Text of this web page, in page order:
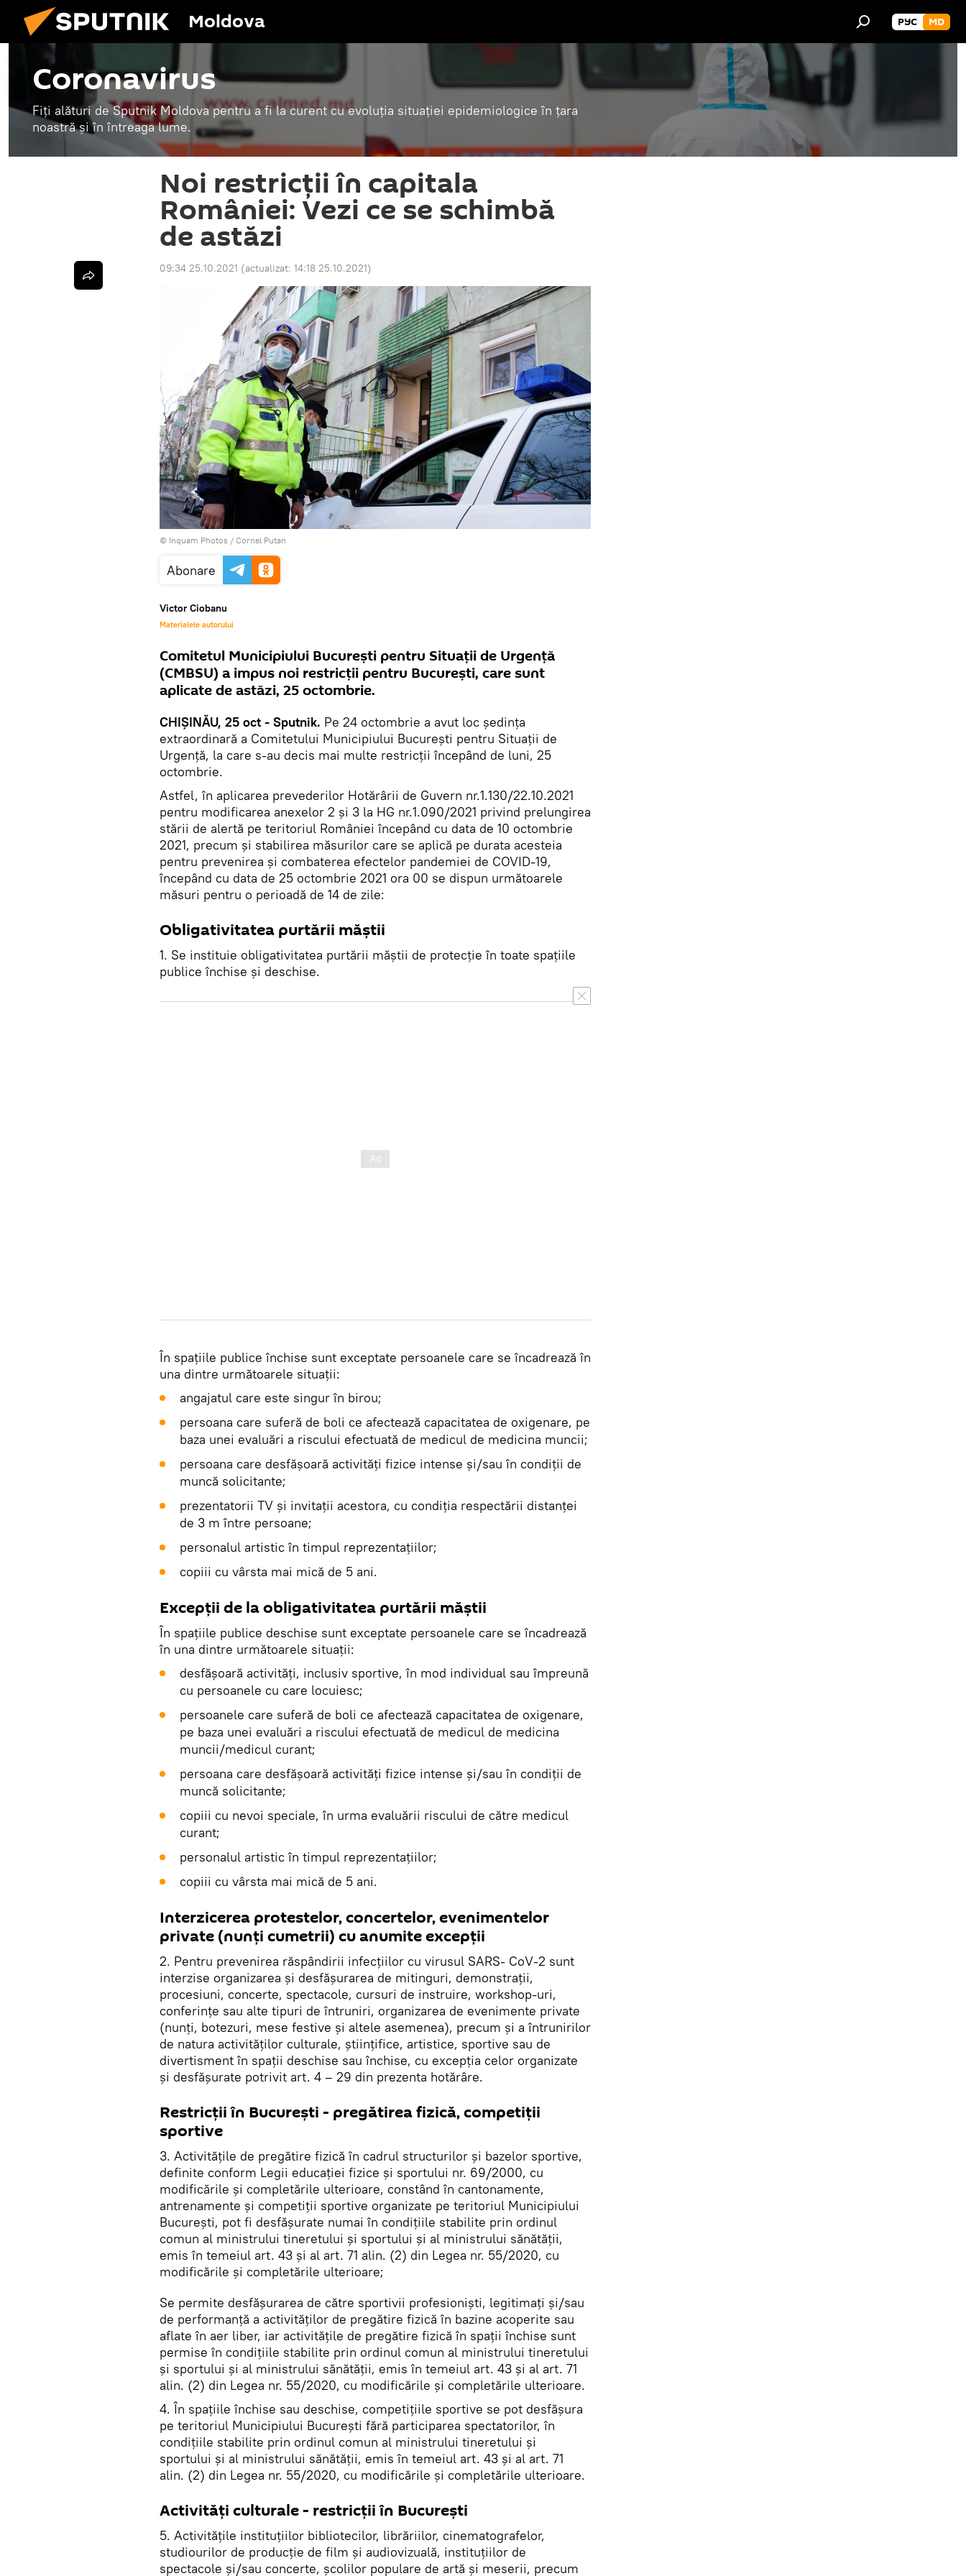
Moldova РУС MD
Coronavirus
Fiți alături de Sputnik Moldova pentru a fi la curent cu evoluția situației epidemiologice în țara
noastră și în întreaga lume.
Noi restricții în capitala
României: Vezi ce se schimbă
de astăzi
09:34 25.10.2021 (actualizat: 14:18 25.10.2021)
© Inquam Photos / Cornel Putan
Abonare
Victor Ciobanu
Materialele autorului
Comitetul Municipiului București pentru Situații de Urgență
(CMBSU) a impus noi restricții pentru București, care sunt
aplicate de astăzi, 25 octombrie.
CHIȘINĂU, 25 oct - Sputnik. Pe 24 octombrie a avut loc ședința
extraordinară a Comitetului Municipiului București pentru Situații de
Urgență, la care s-au decis mai multe restricții începând de luni, 25
octombrie.
Astfel, în aplicarea prevederilor Hotărârii de Guvern nr.1.130/22.10.2021
pentru modificarea anexelor 2 și 3 la HG nr.1.090/2021 privind prelungirea
stării de alertă pe teritoriul României începând cu data de 10 octombrie
2021, precum și stabilirea măsurilor care se aplică pe durata acesteia
pentru prevenirea şi combaterea efectelor pandemiei de COVID-19,
începând cu data de 25 octombrie 2021 ora 00 se dispun următoarele
măsuri pentru o perioadă de 14 de zile:
Obligativitatea purtării măștii
1. Se instituie obligativitatea purtării măștii de protecție în toate spațiile
publice închise și deschise.
În spațiile publice închise sunt exceptate persoanele care se încadrează în
una dintre următoarele situații:
angajatul care este singur în birou;
persoana care suferă de boli ce afectează capacitatea de oxigenare, pe
baza unei evaluări a riscului efectuată de medicul de medicina muncii;
persoana care desfășoară activități fizice intense și/sau în condiții de
muncă solicitante;
prezentatorii TV și invitații acestora, cu condiția respectării distanței
de 3 m între persoane;
personalul artistic în timpul reprezentațiilor;
copiii cu vârsta mai mică de 5 ani.
Excepții de la obligativitatea purtării măștii
În spațiile publice deschise sunt exceptate persoanele care se încadrează
în una dintre următoarele situații:
desfășoară activități, inclusiv sportive, în mod individual sau împreună
cu persoanele cu care locuiesc;
persoanele care suferă de boli ce afectează capacitatea de oxigenare,
pe baza unei evaluări a riscului efectuată de medicul de medicina
muncii/medicul curant;
persoana care desfășoară activități fizice intense și/sau în condiții de
muncă solicitante;
copiii cu nevoi speciale, în urma evaluării riscului de către medicul
curant;
personalul artistic în timpul reprezentațiilor;
copiii cu vârsta mai mică de 5 ani.
Interzicerea protestelor, concertelor, evenimentelor
private (nunți cumetrii) cu anumite excepții
2. Pentru prevenirea răspândirii infecțiilor cu virusul SARS- CoV-2 sunt
interzise organizarea și desfășurarea de mitinguri, demonstrații,
procesiuni, concerte, spectacole, cursuri de instruire, workshop-uri,
conferințe sau alte tipuri de întruniri, organizarea de evenimente private
(nunți, botezuri, mese festive și altele asemenea), precum și a întrunirilor
de natura activităților culturale, științifice, artistice, sportive sau de
divertisment în spații deschise sau închise, cu excepția celor organizate
și desfășurate potrivit art. 4 – 29 din prezenta hotărâre.
Restricții în București - pregătirea fizică, competiții
sportive
3. Activitățile de pregătire fizică în cadrul structurilor și bazelor sportive,
definite conform Legii educației fizice și sportului nr. 69/2000, cu
modificările și completările ulterioare, constând în cantonamente,
antrenamente și competiții sportive organizate pe teritoriul Municipiului
București, pot fi desfășurate numai în condițiile stabilite prin ordinul
comun al ministrului tineretului și sportului și al ministrului sănătății,
emis în temeiul art. 43 și al art. 71 alin. (2) din Legea nr. 55/2020, cu
modificările și completările ulterioare;
Se permite desfășurarea de către sportivii profesioniști, legitimați și/sau
de performanță a activităților de pregătire fizică în bazine acoperite sau
aflate în aer liber, iar activitățile de pregătire fizică în spații închise sunt
permise în condițiile stabilite prin ordinul comun al ministrului tineretului
și sportului și al ministrului sănătății, emis în temeiul art. 43 și al art. 71
alin. (2) din Legea nr. 55/2020, cu modificările și completările ulterioare.
4. În spațiile închise sau deschise, competițiile sportive se pot desfășura
pe teritoriul Municipiului București fără participarea spectatorilor, în
condițiile stabilite prin ordinul comun al ministrului tineretului și
sportului și al ministrului sănătății, emis în temeiul art. 43 și al art. 71
alin. (2) din Legea nr. 55/2020, cu modificările și completările ulterioare.
Activități culturale - restricții în București
5. Activitățile instituțiilor bibliotecilor, librăriilor, cinematografelor,
studiourilor de producție de film și audiovizuală, instituțiilor de
spectacole și/sau concerte, școlilor populare de artă și meserii, precum